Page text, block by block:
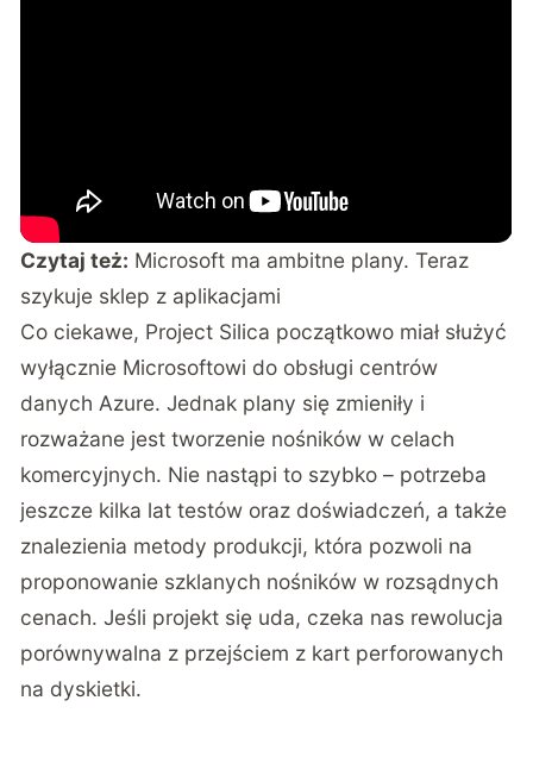
Czytaj też: Microsoft ma ambitne plany. Teraz
szykuje sklep z aplikacjami
Co ciekawe, Project Silica początkowo miał służyć
wyłącznie Microsoftowi do obsługi centrów
danych Azure. Jednak plany się zmieniły i
rozważane jest tworzenie nośników w celach
komercyjnych. Nie nastąpi to szybko – potrzeba
jeszcze kilka lat testów oraz doświadczeń, a także
znalezienia metody produkcji, która pozwoli na
proponowanie szklanych nośników w rozsądnych
cenach. Jeśli projekt się uda, czeka nas rewolucja
porównywalna z przejściem z kart perforowanych
na dyskietki.